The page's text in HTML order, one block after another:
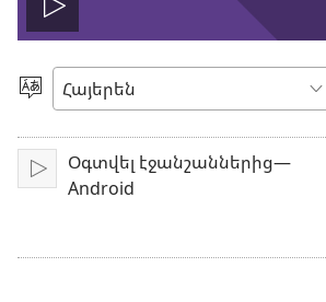
Սկսել
տեսանյութը
Ընտրեք
լեզուն
Միացնել
Օգտվել էջանշաններից—
Android